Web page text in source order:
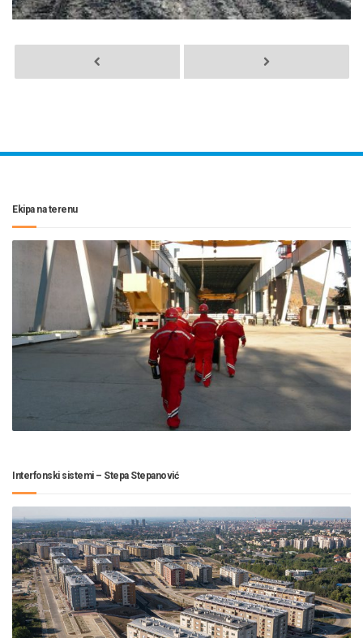
Ekipa na terenu
Interfonski sistemi – Stepa Stepanović